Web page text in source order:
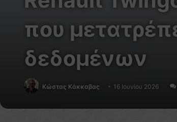
που
δεδομένων
Κώστας Κάκκαβας 16 Ιουνίου 2026